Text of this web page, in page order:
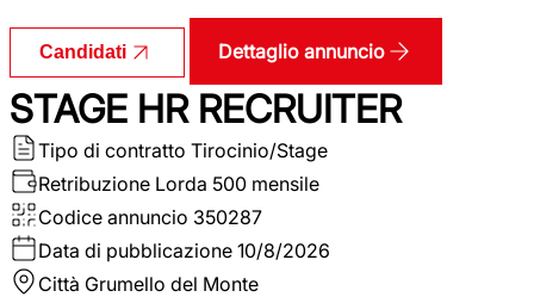
Candidati Dettaglio annuncio
STAGE HR RECRUITER
Tipo di contratto Tirocinio/Stage
Retribuzione Lorda 500 mensile
Codice annuncio 350287
Data di pubblicazione 10/8/2026
Città Grumello del Monte